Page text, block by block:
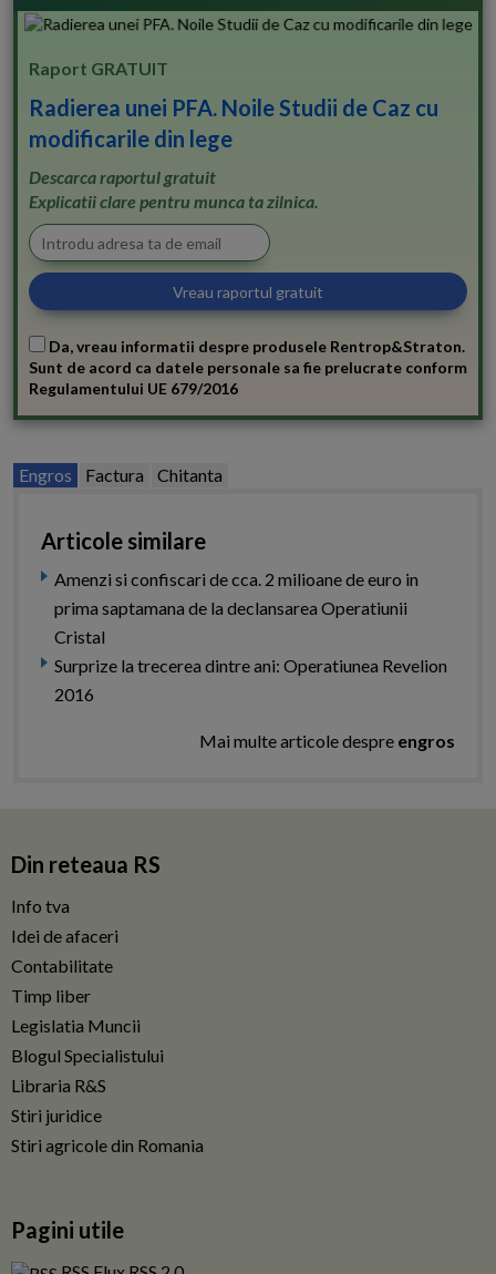
Raport GRATUIT
Radierea unei PFA. Noile Studii de Caz cu
modificarile din lege
Descarca raportul gratuit
Explicatii clare pentru munca ta zilnica.
Da, vreau informatii despre produsele Rentrop&Straton.
Sunt de acord ca datele personale sa fie prelucrate conform
Regulamentului UE 679/2016
Engros Factura Chitanta
Articole similare
Amenzi si confiscari de cca. 2 milioane de euro in
prima saptamana de la declansarea Operatiunii
Cristal
Surprize la trecerea dintre ani: Operatiunea Revelion
2016
Mai multe articole despre engros
Din reteaua RS
Info tva
Idei de afaceri
Contabilitate
Timp liber
Legislatia Muncii
Blogul Specialistului
Libraria R&S
Stiri juridice
Stiri agricole din Romania
Pagini utile